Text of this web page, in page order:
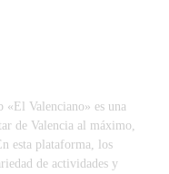
«El Valenciano» es una
de Valencia al máximo,
esta plataforma, los
de actividades y